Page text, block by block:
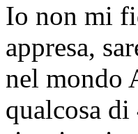
Io non mi
appresa,
nel mondo
qualcosa di